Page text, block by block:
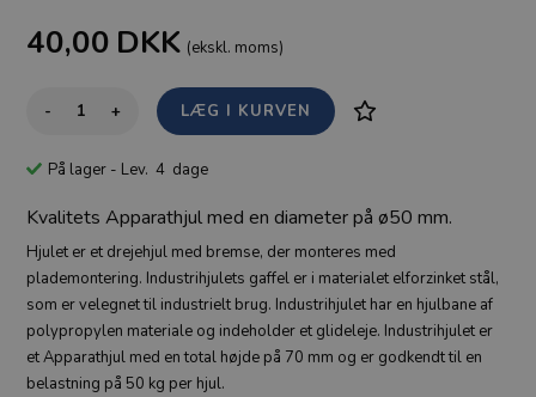
40,00 DKK (ekskl. moms)
- +
På lager - Lev. 4 dage
Kvalitets Apparathjul med en diameter på ø50 mm.
Hjulet er et drejehjul med bremse, der monteres med
plademontering. Industrihjulets gaffel er i materialet elforzinket stål,
som er velegnet til industrielt brug. Industrihjulet har en hjulbane af
polypropylen materiale og indeholder et glideleje. Industrihjulet er
et Apparathjul med en total højde på 70 mm og er godkendt til en
belastning på 50 kg per hjul.